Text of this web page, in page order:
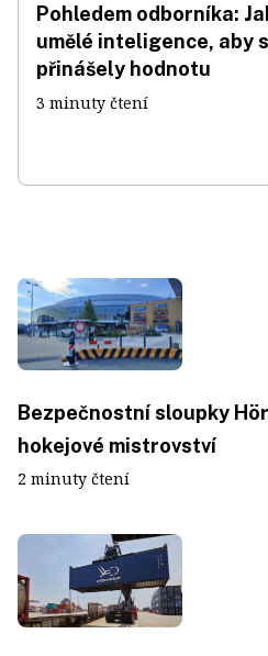
Pohledem odborníka:
umělé inteligence, aby
přinášely hodnotu
3 minuty čtení
Bezpečnostní sloupky
hokejové mistrovství
2 minuty čtení